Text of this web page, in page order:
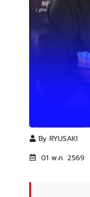
By RYUSAKI
01 พ.ค. 2569